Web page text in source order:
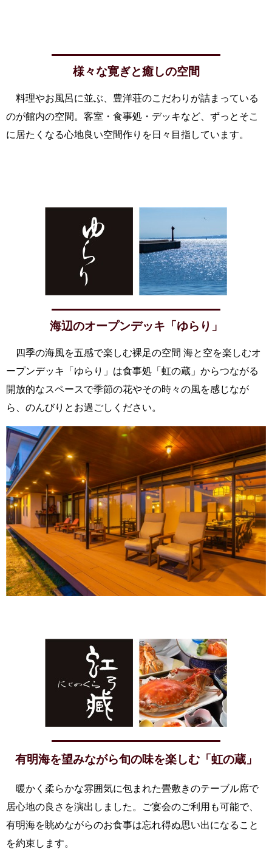
様々な寛ぎと癒しの空間
料理やお風呂に並ぶ、豊洋荘のこだわりが詰まっている
のが館内の空間。客室・食事処・デッキなど、ずっとそこ
に居たくなる心地良い空間作りを日々目指しています。
海辺のオープンデッキ「ゆらり」
四季の海風を五感で楽しむ裸足の空間 海と空を楽しむオ
ープンデッキ「ゆらり」は食事処「虹の蔵」からつながる
開放的なスペースで季節の花やその時々の風を感じなが
ら、のんびりとお過ごしください。
有明海を望みながら旬の味を楽しむ「虹の蔵」
暖かく柔らかな雰囲気に包まれた畳敷きのテーブル席で
居心地の良さを演出しました。ご宴会のご利用も可能で、
有明海を眺めながらのお食事は忘れ得ぬ思い出になること
を約束します。